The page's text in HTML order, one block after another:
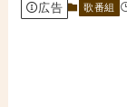
広告 歌番組